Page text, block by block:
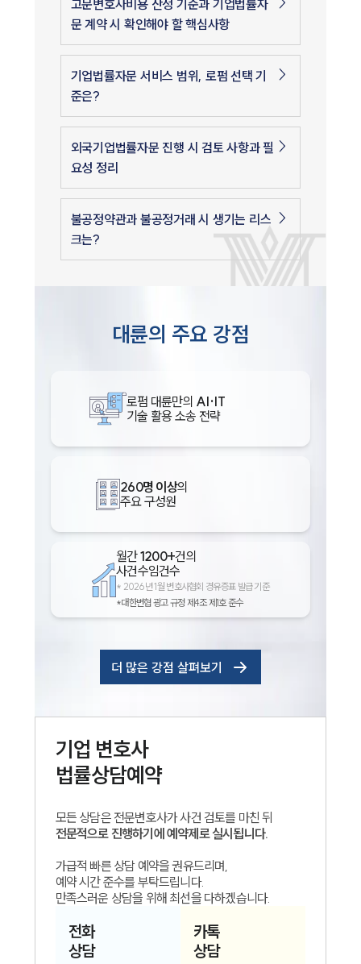
고문변호사비용 산정 기준과 기업법률자
문 계약 시 확인해야 할 핵심사항
기업법률자문 서비스 범위, 로펌 선택 기
준은?
외국기업법률자문 진행 시 검토 사항과 필
요성 정리
불공정약관과 불공정거래 시 생기는 리스
크는?
대륜의 주요 강점
로펌 대륜만의 AI·IT
기술 활용 소송 전략
260명 이상의
주요 구성원
월간1200+건의
사건수임건수
* 2026년 1월 변호사협회 경유증표 발급 기준
*대한변협 광고 규정 제4조 제1호 준수
더 많은 강점 살펴보기
기업 변호사
법률상담예약
모든 상담은 전문변호사가 사건 검토를 마친 뒤
전문적으로 진행하기에 예약제로 실시됩니다.
가급적 빠른 상담 예약을 권유드리며,
예약 시간 준수를 부탁드립니다.
만족스러운 상담을 위해 최선을 다하겠습니다.
전화
상담
카톡
상담